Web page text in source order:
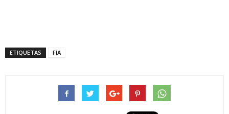
ETIQUETAS FIA